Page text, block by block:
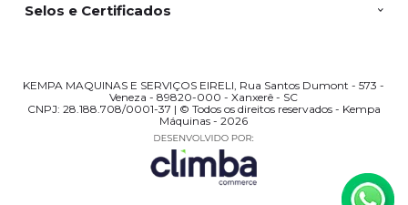
Selos e Certificados
KEMPA MAQUINAS E SERVIÇOS EIRELI, Rua Santos Dumont - 573 -
Veneza - 89820-000 - Xanxerê - SC
CNPJ: 28.188.708/0001-37 | © Todos os direitos reservados - Kempa
Máquinas - 2026